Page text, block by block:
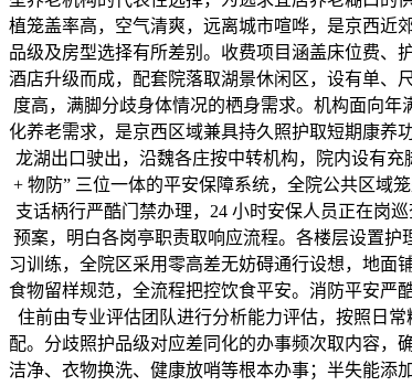
植笼盖率高，空气清爽，远离城市喧哗，是京西近
品级及房型选择有所差别。收费项目涵盖床位费、
酒店升级而成，配套院落取湖景休闲区，设有单、
度高，满脚分歧身体情况的栖身需求。机构面向年
化养老需求，是京西区域兼具持久照护取短期康养
龙湖出口驶出，沿魏各庄按中转机构，院内设有
+ 物防” 三位一体的平安保障系统，全院公共区域
支话柄行严酷门禁办理，24 小时安保人员正在岗
预案，明白各岗亭职责取响应流程。各楼层设置
习训练，全院区采用零高差无妨碍通行设想，地面
食物留样规范，全流程把控饮食平安。消防平安严
住前由专业评估团队进行分析能力评估，按照日
配。分歧照护品级对应差同化的办事频次取内容，
洁净、衣物换洗、健康放哨等根本办事；半失能添